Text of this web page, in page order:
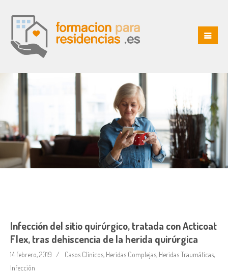
Infección del sitio quirúrgico, tratada con Acticoat
Flex, tras dehiscencia de la herida quirúrgica
14 febrero, 2019 Casos Clínicos, Heridas Complejas, Heridas Traumáticas,
Infección